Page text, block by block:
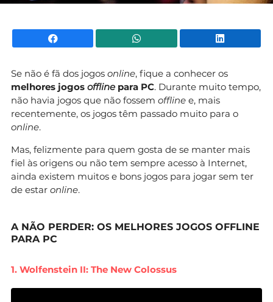
Facebook WhatsApp
Se não é fã dos jogos online, fique a conhecer os
melhores jogos offline para PC. Durante muito tempo,
não havia jogos que não fossem offline e, mais
recentemente, os jogos têm passado muito para o
online.
Mas, felizmente para quem gosta de se manter mais
fiel às origens ou não tem sempre acesso à Internet,
ainda existem muitos e bons jogos para jogar sem ter
de estar online.
A NÃO PERDER: OS MELHORES JOGOS OFFLINE
PARA PC
1. Wolfenstein II: The New Colossus